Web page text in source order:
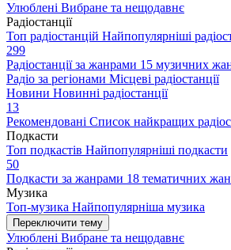
Улюблені Вибране та нещодавнє
Радіостанції
Топ радіостанцій Найпопулярніші
299
Радіостанції за жанрами 15 музичних
Радіо за регіонами Місцеві радіостанції
Новини Новинні радіостанції
13
Рекомендовані Список найкращих
Подкасти
Топ подкастів Найпопулярніші подкасти
50
Подкасти за жанрами 18 тематичних
Музика
Топ-музика Найпопулярніша музика
Переключити тему
Улюблені Вибране та нещодавнє